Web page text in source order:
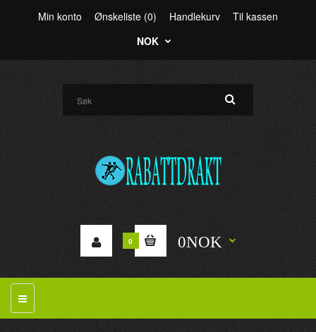
Min konto Ønskeliste (0) Handlekurv
Til kassen
NOK
0 0NOK